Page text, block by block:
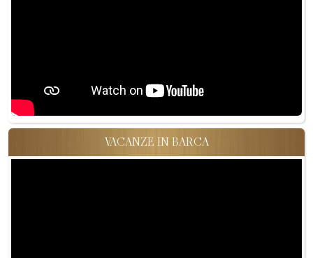
VACANZE IN BARCA